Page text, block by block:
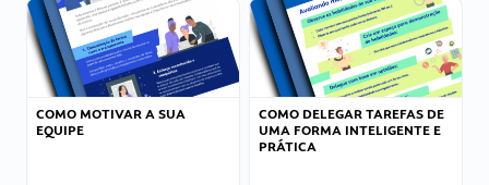
COMO MOTIVAR A SUA
EQUIPE
COMO DELEGAR TAREFAS DE
UMA FORMA INTELIGENTE E
PRÁTICA